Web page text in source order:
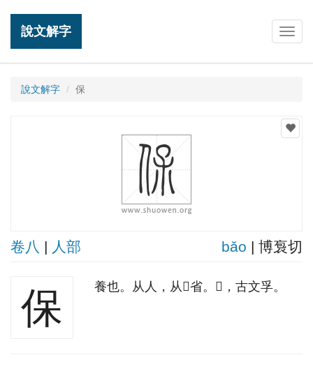
說文解字
說文解字 保
卷八 | 人部 bǎo | 博袌切
保 養也。从人，从𤓽省。𤓽，古文孚。